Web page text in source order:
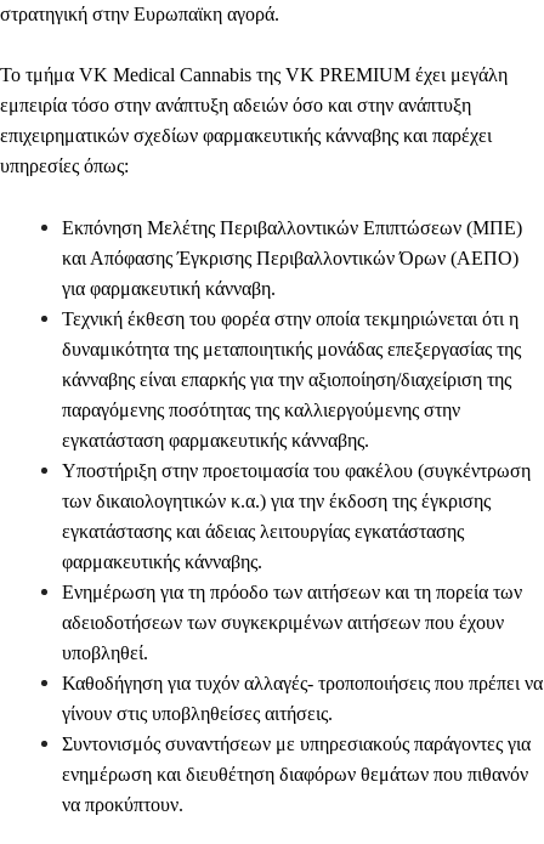
στρατηγική στην Ευρωπαϊκη αγορά.
Το τμήμα VK Medical Cannabis της VK PREMIUM έχει μεγάλη
εμπειρία τόσο στην ανάπτυξη αδειών όσο και στην ανάπτυξη
επιχειρηματικών σχεδίων φαρμακευτικής κάνναβης και παρέχει
υπηρεσίες όπως:
Εκπόνηση Μελέτης Περιβαλλοντικών Επιπτώσεων (ΜΠΕ)
και Απόφασης Έγκρισης Περιβαλλοντικών Όρων (ΑΕΠΟ)
για φαρμακευτική κάνναβη.
Τεχνική έκθεση του φορέα στην οποία τεκμηριώνεται ότι η
δυναμικότητα της μεταποιητικής μονάδας επεξεργασίας της
κάνναβης είναι επαρκής για την αξιοποίηση/διαχείριση της
παραγόμενης ποσότητας της καλλιεργούμενης στην
εγκατάσταση φαρμακευτικής κάνναβης.
Υποστήριξη στην προετοιμασία του φακέλου (συγκέντρωση
των δικαιολογητικών κ.α.) για την έκδοση της έγκρισης
εγκατάστασης και άδειας λειτουργίας εγκατάστασης
φαρμακευτικής κάνναβης.
Ενημέρωση για τη πρόοδο των αιτήσεων και τη πορεία των
αδειοδοτήσεων των συγκεκριμένων αιτήσεων που έχουν
υποβληθεί.
Καθοδήγηση για τυχόν αλλαγές- τροποποιήσεις που πρέπει να
γίνουν στις υποβληθείσες αιτήσεις.
Συντονισμός συναντήσεων με υπηρεσιακούς παράγοντες για
ενημέρωση και διευθέτηση διαφόρων θεμάτων που πιθανόν
να προκύπτουν.